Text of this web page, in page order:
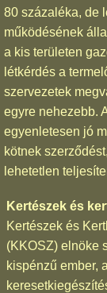
80 százaléka, de
működésének
a kis területen
létkérdés a
szervezetek
egyre nehezebb.
egyenletesen jó
kötnek
lehetetlen
Kertészek és
Kertészek és
(KKOSZ) elnöke
kispénzű ember,